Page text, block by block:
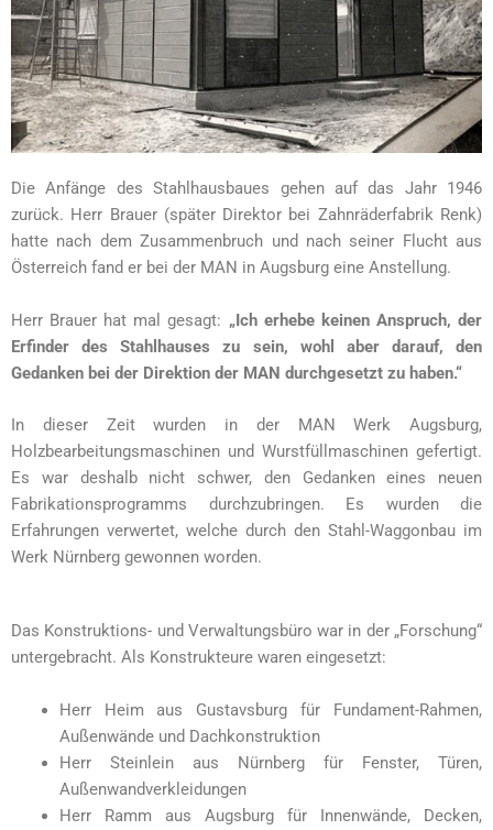
Die Anfänge des Stahlhausbaues gehen auf das Jahr 1946
zurück. Herr Brauer (später Direktor bei Zahnräderfabrik Renk)
hatte nach dem Zusammenbruch und nach seiner Flucht aus
Österreich fand er bei der MAN in Augsburg eine Anstellung.
Herr Brauer hat mal gesagt: „Ich erhebe keinen Anspruch, der
Erfinder des Stahlhauses zu sein, wohl aber darauf, den
Gedanken bei der Direktion der MAN durchgesetzt zu haben.“
In dieser Zeit wurden in der MAN Werk Augsburg,
Holzbearbeitungsmaschinen und Wurstfüllmaschinen gefertigt.
Es war deshalb nicht schwer, den Gedanken eines neuen
Fabrikationsprogramms durchzubringen. Es wurden die
Erfahrungen verwertet, welche durch den Stahl-Waggonbau im
Werk Nürnberg gewonnen worden.
Das Konstruktions- und Verwaltungsbüro war in der „Forschung“
untergebracht. Als Konstrukteure waren eingesetzt:
Herr Heim aus Gustavsburg für Fundament-Rahmen,
Außenwände und Dachkonstruktion
Herr Steinlein aus Nürnberg für Fenster, Türen,
Außenwandverkleidungen
Herr Ramm aus Augsburg für Innenwände, Decken,